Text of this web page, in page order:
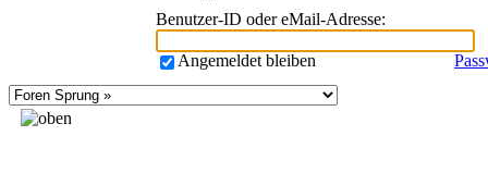
Benutzer-ID oder eMail-Adresse:
Angemeldet bleiben